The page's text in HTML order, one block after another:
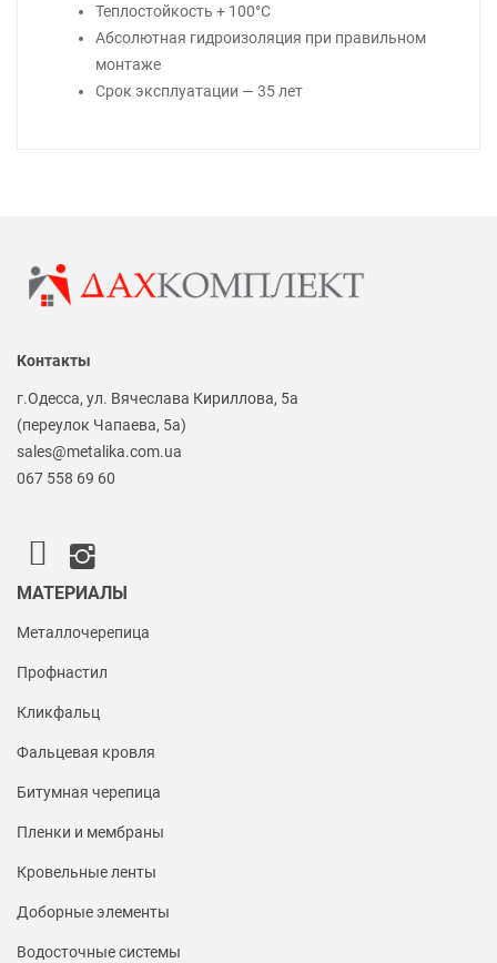
Теплостойкость + 100°С
Абсолютная гидроизоляция при правильном
монтаже
Срок эксплуатации — 35 лет
Контакты
г.Одесса, ул. Вячеслава Кириллова, 5а
(переулок Чапаева, 5а)
sales@metalika.com.ua
067 558 69 60
МАТЕРИАЛЫ
Металлочерепица
Профнастил
Кликфальц
Фальцевая кровля
Битумная черепица
Пленки и мембраны
Кровельные ленты
Доборные элементы
Водосточные системы